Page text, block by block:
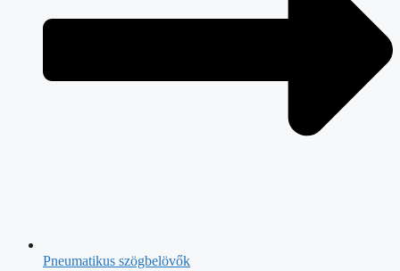
Pneumatikus szögbelövők